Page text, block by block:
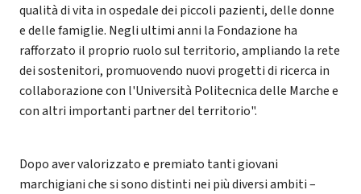
qualità di vita in ospedale dei piccoli pazienti, delle donne
e delle famiglie. Negli ultimi anni la Fondazione ha
rafforzato il proprio ruolo sul territorio, ampliando la rete
dei sostenitori, promuovendo nuovi progetti di ricerca in
collaborazione con l'Università Politecnica delle Marche e
con altri importanti partner del territorio".
Dopo aver valorizzato e premiato tanti giovani
marchigiani che si sono distinti nei più diversi ambiti –